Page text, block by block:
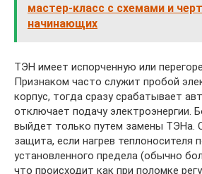
мастер-класс с схемами и
начинающих
ТЭН имеет испорченную или
Признаком часто служит пробой
корпус, тогда сразу срабатывает
отключает подачу электроэнергии.
выйдет только путем замены ТЭНа.
защита, если нагрев теплоносителя
установленного предела (обычно
что происходит как при поломке